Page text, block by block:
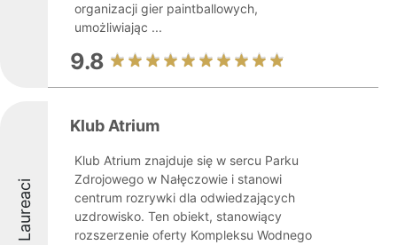
organizacji gier paintballowych,
umożliwiając ...
9.8
Laureaci
Klub Atrium
Klub Atrium znajduje się w sercu Parku
Zdrojowego w Nałęczowie i stanowi
centrum rozrywki dla odwiedzających
uzdrowisko. Ten obiekt, stanowiący
rozszerzenie oferty Kompleksu Wodnego